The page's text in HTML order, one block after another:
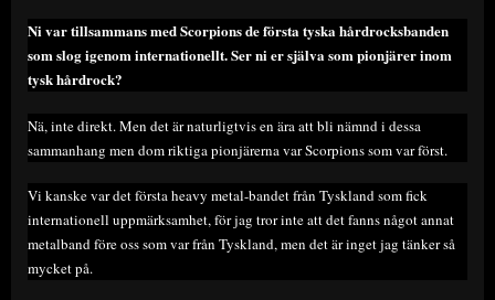
Ni var tillsammans med Scorpions de första tyska hårdrocksbanden
som slog igenom internationellt. Ser ni er själva som pionjärer inom
tysk hårdrock?
Nä, inte direkt. Men det är naturligtvis en ära att bli nämnd i dessa
sammanhang men dom riktiga pionjärerna var Scorpions som var först.
Vi kanske var det första heavy metal-bandet från Tyskland som fick
internationell uppmärksamhet, för jag tror inte att det fanns något annat
metalband före oss som var från Tyskland, men det är inget jag tänker så
mycket på.